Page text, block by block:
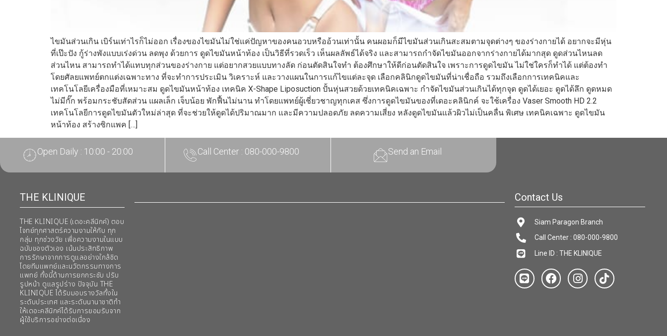
ไขมันส่วนเกิน เบิร์นเท่าไรก็ไม่ออก เรื่องของไขมันไม่ใช่แค่ปัญหาของคนอวบหรืออ้วนเท่านั้น คนผอมก็มีไขมันส่วนเกินสะสมตามจุดต่างๆ ของร่างกายได้ อยากจะมีหุ่น
ที่เป๊ะปัง กู้ร่างพังแบบเร่งด่วน ลดพุง ด้วยการ ดูดไขมันหน้าท้อง เป็นวิธีที่รวดเร็ว เห็นผลลัพธ์ได้จริง และสามารถกำจัดไขมันออกจากร่างกายได้มากสุด ดูดส่วนไหนลด
ส่วนไหน สามารถทำได้แทบทุกส่วนของร่างกาย แต่อยากสวยแบบทางลัด ก่อนตัดสินใจทำ ต้องศึกษาให้ดีก่อนตัดสินใจ เพราะการดูดไขมัน ไม่ใช่ใครก็ทำได้ แต่ต้องทำ
โดยศัลยแพทย์ตกแต่งเฉพาะทาง ที่จะทำการประเมิน วิเคราะห์ และวางแผนในการแก้ไขแต่ละจุด เลือกคลินิกดูดไขมันที่น่าเชื่อถือ รวมถึงเลือกการเทคนิคและ
เทคโนโลยีเครื่องมือที่เหมาะสม ดูดไขมันหน้าท้อง เทคนิค X-Shape Liposuction ปั้นหุ่นสวยด้วยเทคนิคเฉพาะ กำจัดไขมันส่วนเกินได้ทุกจุด ดูดได้เยอะ ดูดได้ลึก ดูดหมด
ไม่มีกั๊ก พร้อมกระชับสัดส่วน แผลเล็ก เจ็บน้อย พักฟื้นไม่นาน ทำโดยแพทย์ผู้เชี่ยวชาญทุกเคส ซึ่งการดูดไขมันของที่เดอะคลินิกค์ จะใช้เครื่อง Vaser Smooth HD 2.2
เทคโนโลยีการดูดไขมันตัวใหม่ล่าสุด ที่จะช่วยให้ดูดได้ปริมาณมาก และมีความปลอดภัย ลดความเสี่ยง หลังดูดไขมันแล้วผิวไม่เป็นคลื่น พิเศษ เทคนิคเฉพาะ ดูดไขมัน
หน้าท้อง สร้างซิกแพค […]
Open Daily : 10:00 - 20:00 Call Center : 080-000-9800 Send an Email
THE KLINIQUE
THE KLINIQUE (เดอะคลีนิกค์) ตอบ
โจทย์ทุกศาสตร์ความงามให้กับ ทุก
กลุ่ม ทุกช่วงวัย เพื่อความงามในแบบ
ฉบับของตัวเอง เน้นประสิทธิภาพ
การรักษาจากการดูแลอย่างใกล้ชิด
โดยทีมแพทย์และนวัตกรรมทางการ
แพทย์ ทั้งนี้ด้านการยกกระชับ ปรับ
รูปหน้า ดูแลรูปร่าง ปัจจุบัน THE
KLINIQUE ได้รับมอบรางวัลทั้งใน
ระดับประเทศ และระดับนานาชาติทํา
ให้เดอะคลีนิกค์ได้รับการยอมรับจาก
ผู้ใช้บริการอย่างต่อเนื่อง
Contact Us
Siam Paragon Branch
Call Center : 080-000-9800
Line ID : THE KLINIQUE